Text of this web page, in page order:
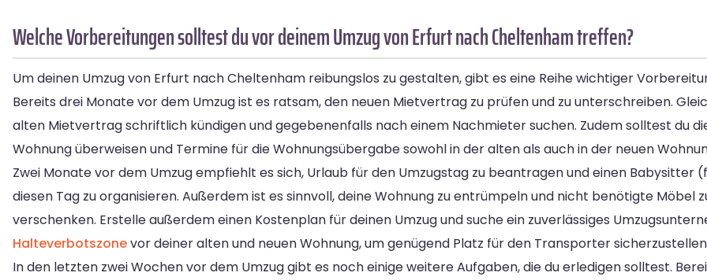
Welche Vorbereitungen solltest du vor deinem Umzug von Erfurt nach Cheltenham treffen?
Um deinen Umzug von Erfurt nach Cheltenham reibungslos zu gestalten, gibt es eine Reihe wichtiger
Bereits drei Monate vor dem Umzug ist es ratsam, den neuen Mietvertrag zu prüfen und zu unterschreiben.
alten Mietvertrag schriftlich kündigen und gegebenenfalls nach einem Nachmieter suchen. Zudem solltest du
Wohnung überweisen und Termine für die Wohnungsübergabe sowohl in der alten als auch in der neuen
Zwei Monate vor dem Umzug empfiehlt es sich, Urlaub für den Umzugstag zu beantragen und einen Babysitter
diesen Tag zu organisieren. Außerdem ist es sinnvoll, deine Wohnung zu entrümpeln und nicht benötigte Möbel
verschenken. Erstelle außerdem einen Kostenplan für deinen Umzug und suche ein zuverlässiges
Halteverbotszonevor deiner alten und neuen Wohnung, um genügend Platz für den Transporter
In den letzten zwei Wochen vor dem Umzug gibt es noch einige weitere Aufgaben, die du erledigen solltest.